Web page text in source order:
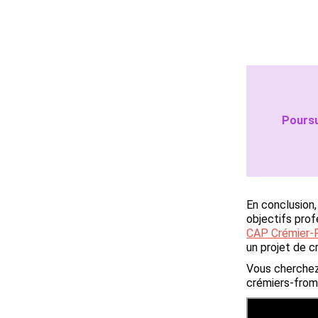
En
objectifs
CAP Crémier-
un projet de
Vous
crémiers-